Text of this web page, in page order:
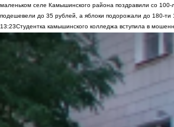
маленьком селе Камышинского района поздравили со 100-
подешевели до 35 рублей, а яблоки подорожали до 180-ти
13:23Студентка камышинского колледжа вступила в